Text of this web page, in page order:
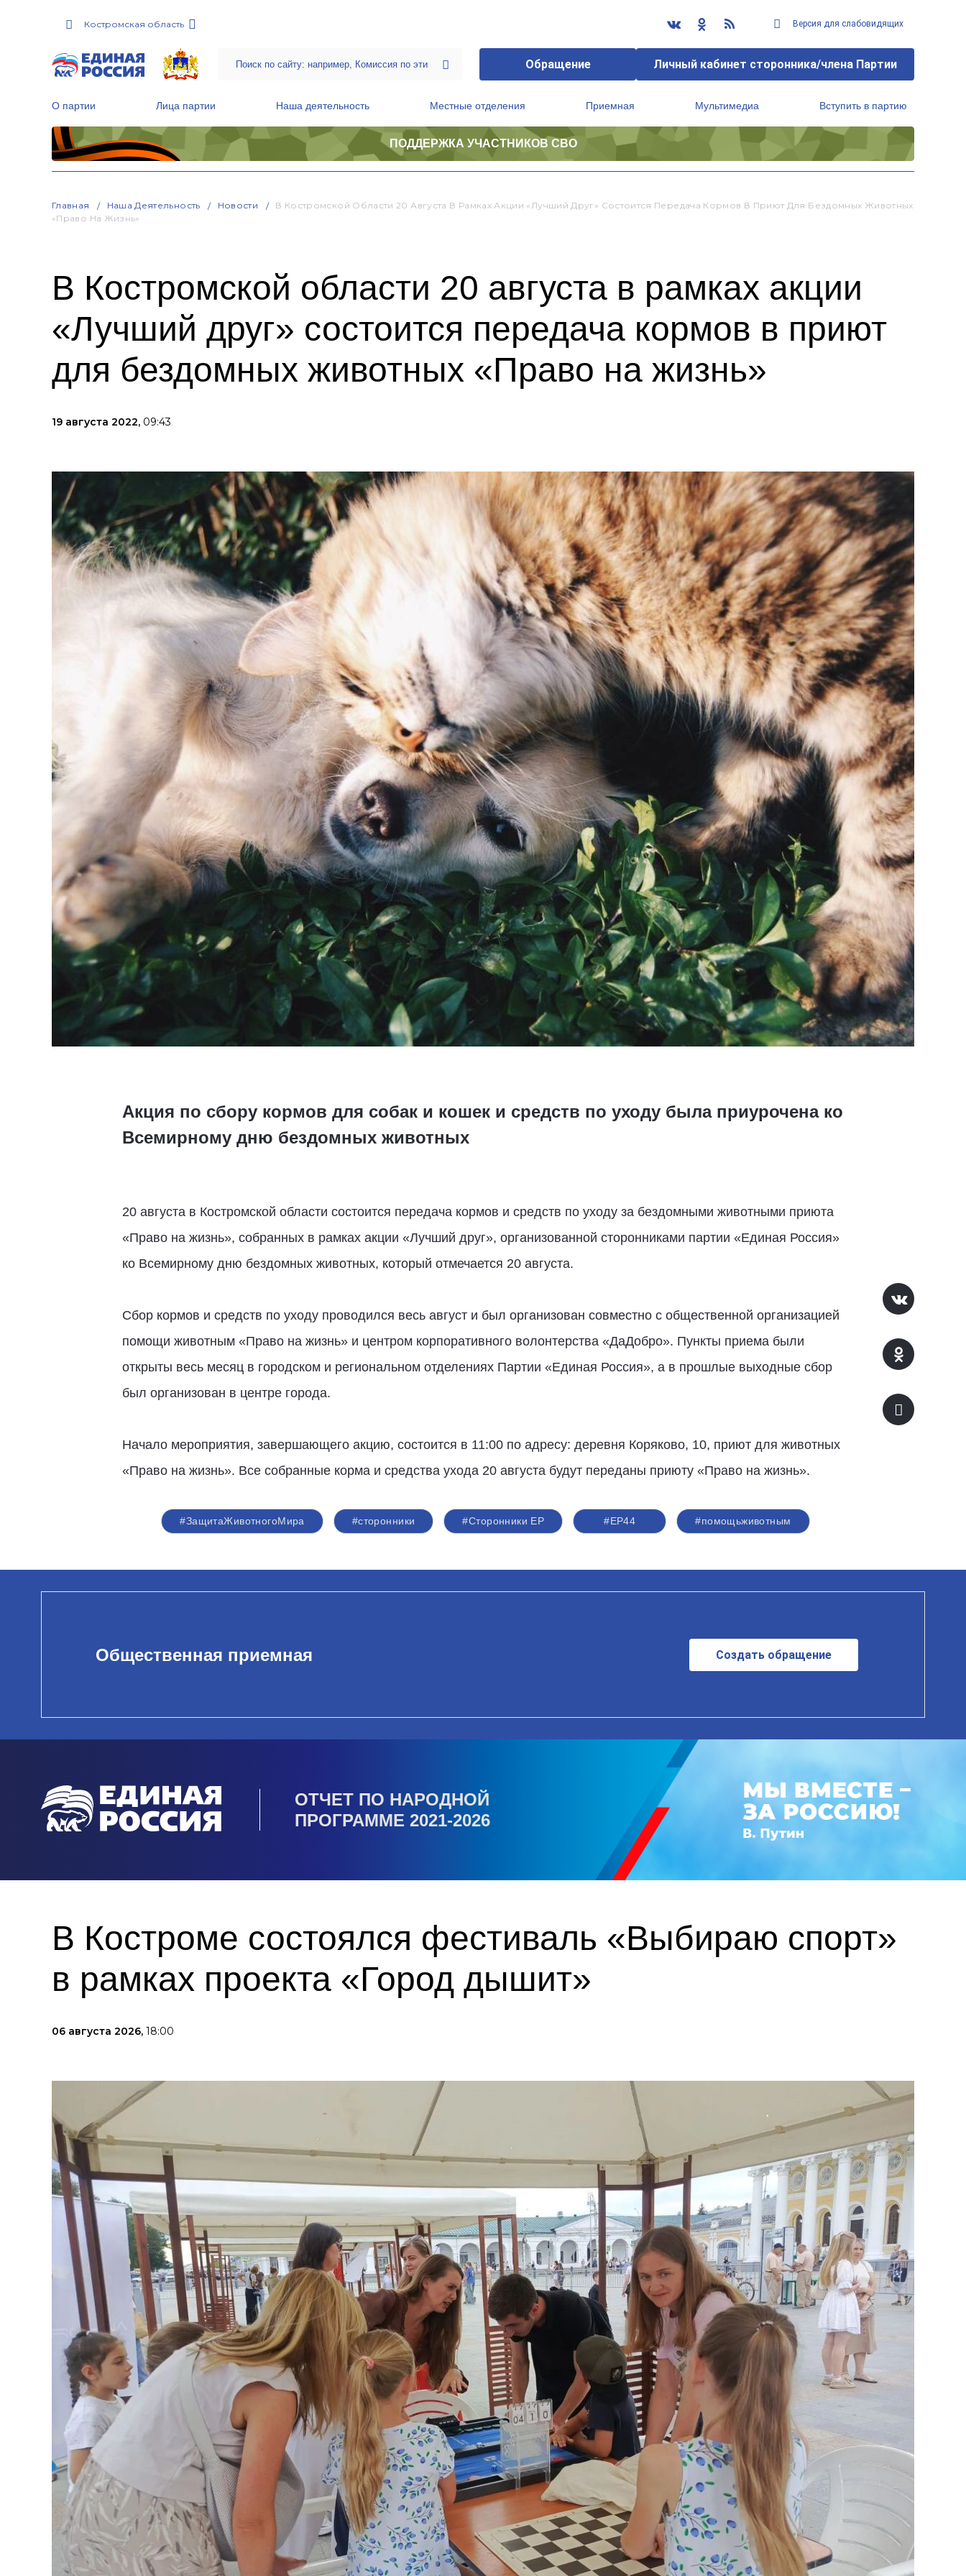
Костромская область Версия для слабовидящих
Обращение Личный кабинет сторонника/члена Партии
О партии Лица партии Наша деятельность Местные отделения Приемная Мультимедиа Вступить в партию
ПОДДЕРЖКА УЧАСТНИКОВ СВО
Главная Наша Деятельность Новости
В Костромской Области 20 Августа В Рамках Акции «Лучший Друг» Состоится Передача Кормов В Приют Для Бездомных Животных
«Право На Жизнь»
В Костромской области 20 августа в рамках акции
«Лучший друг» состоится передача кормов в приют
для бездомных животных «Право на жизнь»
19 августа 2022, 09:43
Акция по сбору кормов для собак и кошек и средств по уходу была приурочена ко
Всемирному дню бездомных животных
20 августа в Костромской области состоится передача кормов и средств по уходу за бездомными животными приюта
«Право на жизнь», собранных в рамках акции «Лучший друг», организованной сторонниками партии «Единая Россия»
ко Всемирному дню бездомных животных, который отмечается 20 августа.
Сбор кормов и средств по уходу проводился весь август и был организован совместно с общественной организацией
помощи животным «Право на жизнь» и центром корпоративного волонтерства «ДаДобро». Пункты приема были
открыты весь месяц в городском и региональном отделениях Партии «Единая Россия», а в прошлые выходные сбор
был организован в центре города.
Начало мероприятия, завершающего акцию, состоится в 11:00 по адресу: ​деревня Коряково, 10, приют для животных
«Право на жизнь». Все собранные корма и средства ухода 20 августа будут переданы приюту «Право на жизнь».
#ЗащитаЖивотногоМира #сторонники #Сторонники ЕР #ЕР44 #помощьживотным
Общественная приемная Создать обращение
ОТЧЕТ ПО НАРОДНОЙ
ПРОГРАММЕ 2021-2026
В Костроме состоялся фестиваль «Выбираю спорт»
в рамках проекта «Город дышит»
06 августа 2026, 18:00